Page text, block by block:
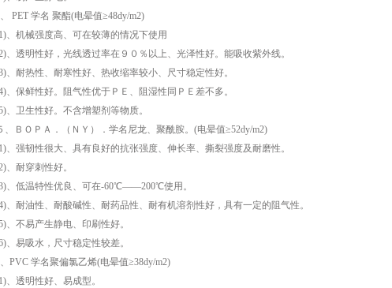
学名 聚酯(电晕值≥48dy/m2)
机械强度高、可在较薄的情况下使用
透明性好，光线透过率在９０％以上、光泽性好。能吸收紫外线。
耐热性、耐寒性好、热收缩率较小、尺寸稳定性好。
保鲜性好。阻气性优于ＰＥ、阻湿性同ＰＥ差不多。
卫生性好。不含增塑剂等物质。
ＯＰＡ．（ＮＹ）．学名尼龙、聚酰胺。(电晕值≥52dy/m2)
强韧性很大、具有良好的抗张强度、伸长率、撕裂强度及耐磨性。
耐穿刺性好。
低温特性优良、可在-60℃——200℃使用。
耐油性、耐酸碱性、耐药品性、耐有机溶剂性好，具有一定的阻气性。
不易产生静电、印刷性好。
易吸水，尺寸稳定性较差。
学名聚偏氯乙烯(电晕值≥38dy/m2)
透明性好、易成型。